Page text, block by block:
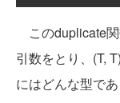
このduplicate
引数をとり、(T,
にはどんな型で